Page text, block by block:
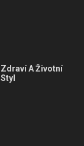
Zdraví A Životní
Styl